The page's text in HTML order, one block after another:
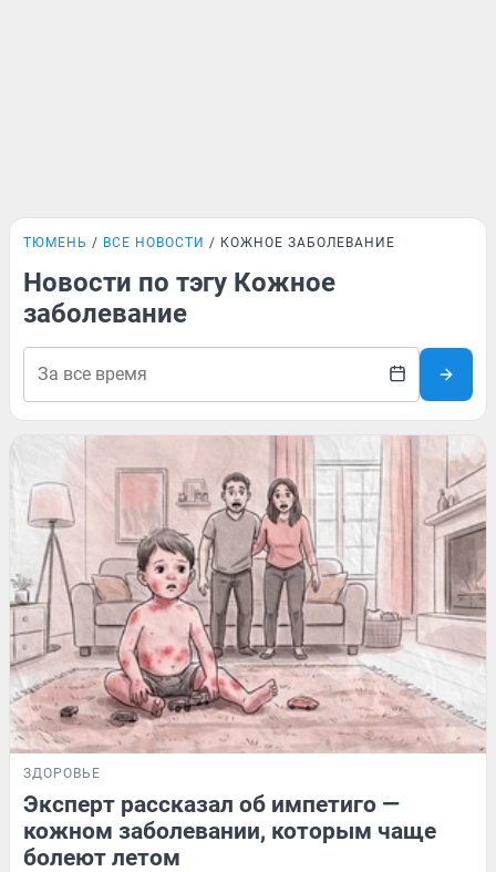
ТЮМЕНЬ ВСЕ НОВОСТИ КОЖНОЕ ЗАБОЛЕВАНИЕ
Новости по тэгу Кожное
заболевание
ЗДОРОВЬЕ
Эксперт рассказал об импетиго —
кожном заболевании, которым чаще
болеют летом